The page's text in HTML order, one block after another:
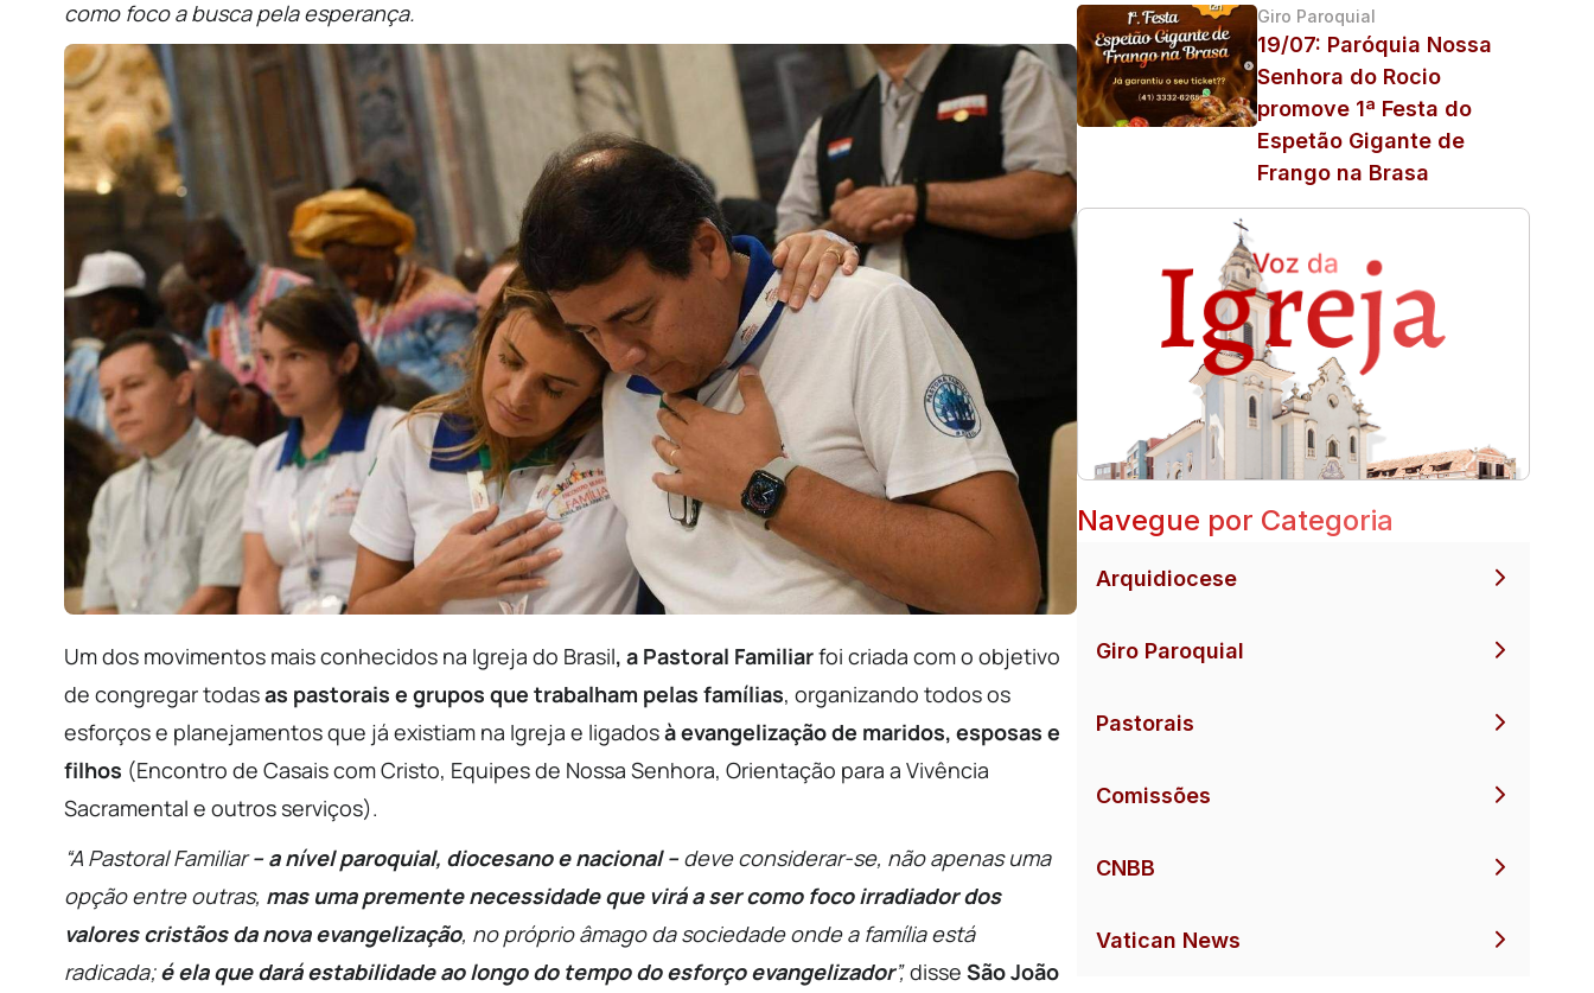
como foco a busca pela esperança.
Um dos movimentos mais conhecidos na Igreja do Brasil, a Pastoral Familiarfoi criada com o objetivo
de congregar todasas pastorais e grupos que trabalham pelas famílias, organizando todos os
esforços e planejamentos que já existiam na Igreja e ligadosà evangelização de maridos, esposas e
filhos (Encontro de Casais com Cristo, Equipes de Nossa Senhora, Orientação para a Vivência
Sacramental e outros serviços).
“A Pastoral Familiar– a nível paroquial, diocesano e nacional –deve considerar-se, não apenas uma
opção entre outras, mas uma premente necessidade que virá a ser como foco irradiador dos
valores cristãos da nova evangelização, no próprio âmago da sociedade onde a família está
radicada;é ela que dará estabilidade ao longo do tempo do esforço evangelizador”,disse São João
Giro Paroquial
19/07: Paróquia Nossa
Senhora do Rocio
promove 1ª Festa do
Espetão Gigante de
Frango na Brasa
Navegue por Categoria
Arquidiocese
Giro Paroquial
Pastorais
Comissões
CNBB
Vatican News